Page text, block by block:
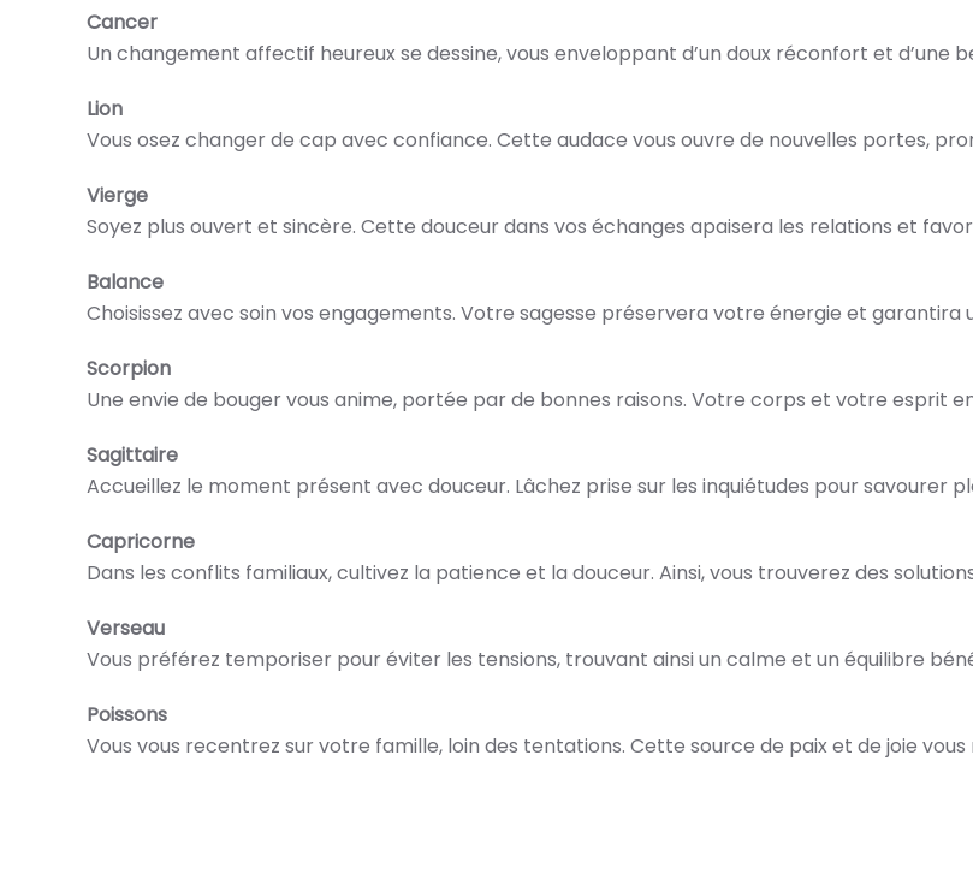
Cancer
Un changement affectif heureux se dessine, vous enveloppant d’un doux réconfort et d’une
Lion
Vous osez changer de cap avec confiance. Cette audace vous ouvre de nouvelles portes,
Vierge
Soyez plus ouvert et sincère. Cette douceur dans vos échanges apaisera les relations et
Balance
Choisissez avec soin vos engagements. Votre sagesse préservera votre énergie et garantira
Scorpion
Une envie de bouger vous anime, portée par de bonnes raisons. Votre corps et votre esprit
Sagittaire
Accueillez le moment présent avec douceur. Lâchez prise sur les inquiétudes pour savourer
Capricorne
Dans les conflits familiaux, cultivez la patience et la douceur. Ainsi, vous trouverez des
Verseau
Vous préférez temporiser pour éviter les tensions, trouvant ainsi un calme et un équilibre
Poissons
Vous vous recentrez sur votre famille, loin des tentations. Cette source de paix et de joie